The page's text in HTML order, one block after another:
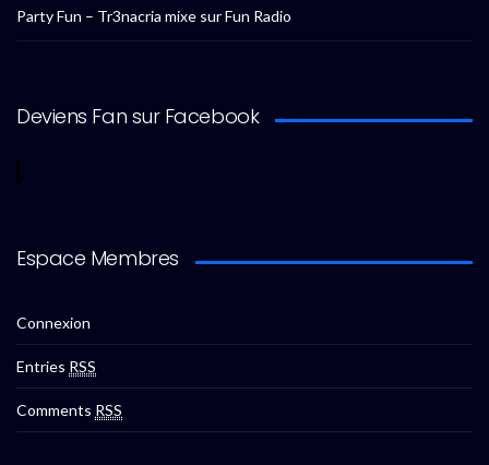
Party Fun – Tr3nacria mixe sur Fun Radio
Deviens Fan sur Facebook
Espace Membres
Connexion
Entries RSS
Comments RSS